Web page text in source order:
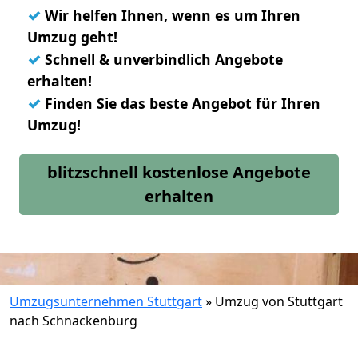
✓ Wir helfen Ihnen, wenn es um Ihren
Umzug geht!
✓ Schnell & unverbindlich Angebote
erhalten!
✓ Finden Sie das beste Angebot für Ihren
Umzug!
blitzschnell kostenlose Angebote
erhalten
Umzugsunternehmen Stuttgart» Umzug von Stuttgart
nach Schnackenburg